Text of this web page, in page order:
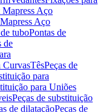
Mapress Aço
Aço
tuboPontas de
de
CurvasTêsPeças de
para
para Uniões
Peças de substituição
de dilataçãoPeças de